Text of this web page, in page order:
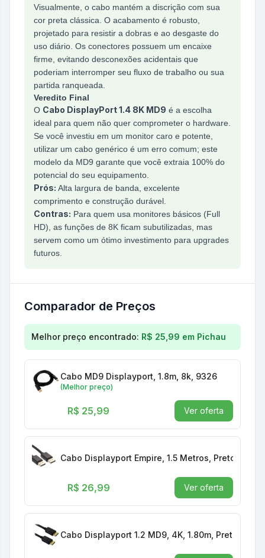
Visualmente, o cabo mantém a discrição com sua
cor preta clássica. O acabamento é robusto,
projetado para resistir a dobras e ao desgaste do
uso diário. Os conectores possuem um encaixe
firme, evitando desconexões acidentais que
poderiam interromper seu fluxo de trabalho ou sua
partida ranqueada.
Veredito Final
O Cabo DisplayPort 1.4 8K MD9 é a escolha
ideal para quem não quer comprometer o hardware.
Se você investiu em um monitor caro e potente,
utilizar um cabo genérico é um erro comum; este
modelo da MD9 garante que você extraia 100% do
potencial do seu equipamento.
Prós: Alta largura de banda, excelente
comprimento e construção durável.
Contras: Para quem usa monitores básicos (Full
HD), as funções de 8K ficam subutilizadas, mas
servem como um ótimo investimento para upgrades
futuros.
Comparador de Preços
Comparação de preços paraCabo Displayport 1.4
Melhor preço encontrado: R$ 25,99 em Pichau
Cabo MD9 Displayport, 1.8m, 8k, 9326
(Melhor preço)
R$ 25,99 Ver oferta
Cabo Displayport Empire, 1.5 Metros, Preto, 4433
R$ 26,99 Ver oferta
Cabo Displayport 1.2 MD9, 4K, 1.80m, Preto, 9332